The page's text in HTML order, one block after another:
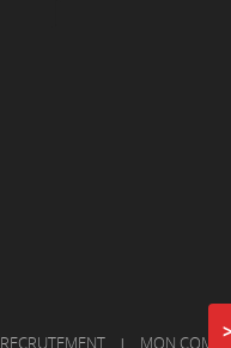
RECRUTEMENT | MON